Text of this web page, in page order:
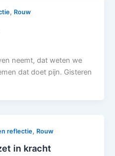
, Rouw
neemt, dat weten we
dat doet pijn. Gisteren
reflectie, Rouw
in kracht